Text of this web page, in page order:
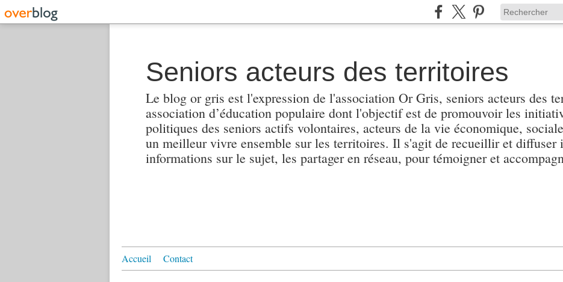
Seniors acteurs des territoires
Le blog or gris est l'expression de l'association Or Gris, seniors acteurs des
association d’éducation populaire dont l'objectif est de promouvoir les
politiques des seniors actifs volontaires, acteurs de la vie économique,
un meilleur vivre ensemble sur les territoires. Il s'agit de recueillir et diffuser
informations sur le sujet, les partager en réseau, pour témoigner et
Accueil Contact